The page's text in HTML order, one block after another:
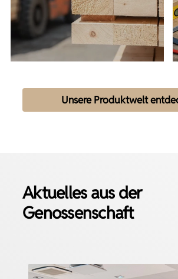
Unsere Produktwelt
Aktuelles aus der
Genossenschaft